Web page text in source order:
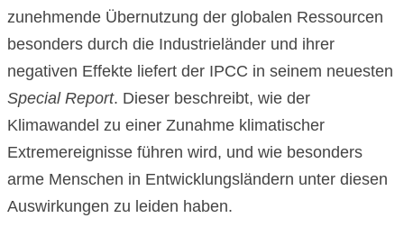
zunehmende Übernutzung der globalen Ressourcen
besonders durch die Industrieländer und ihrer
negativen Effekte liefert der IPCC in seinem neuesten
Special Report. Dieser beschreibt, wie der
Klimawandel zu einer Zunahme klimatischer
Extremereignisse führen wird, und wie besonders
arme Menschen in Entwicklungsländern unter diesen
Auswirkungen zu leiden haben.